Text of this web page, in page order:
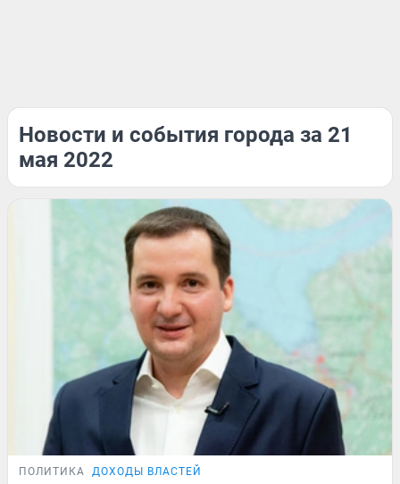
Новости и события города за 21
мая 2022
ПОЛИТИКА ДОХОДЫ ВЛАСТЕЙ